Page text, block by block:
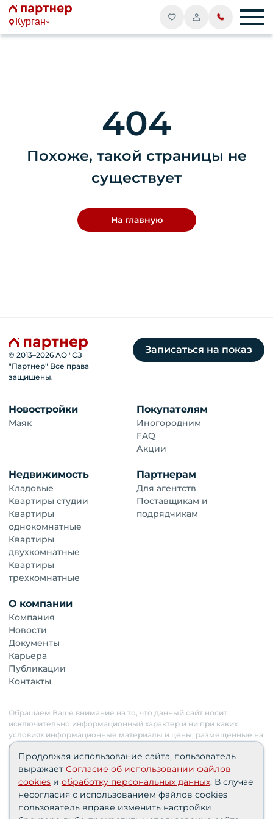
Курган
404
Похоже, такой страницы не
существует
На главную
© 2013–2026 АО "СЗ
"Партнер" Все права
защищены.
Записаться на показ
Новостройки
Маяк
Покупателям
Иногородним
FAQ
Акции
Недвижимость
Кладовые
Квартиры студии
Квартиры
однокомнатные
Квартиры
двухкомнатные
Квартиры
трехкомнатные
Партнерам
Для агентств
Поставщикам и
подрядчикам
О компании
Компания
Новости
Документы
Карьера
Публикации
Контакты
Обращаем Ваше внимание на то, что данный сайт носит
исключительно информационный характер и ни при каких
условиях информационные материалы и цены, размещенные на
сайте, не являются публичной офертой. Застройщик имеет
право изменять стоимость объектов.
Сведения о реализуемых требованиях к защите
персональных данных АО «СЗ «Партнер‑Строй»»
Продолжая использование сайта, пользователь
выражает Согласие об использовании файлов
cookies и обработку персональных данных. В случае
несогласия с использованием файлов cookies
пользователь вправе изменить настройки